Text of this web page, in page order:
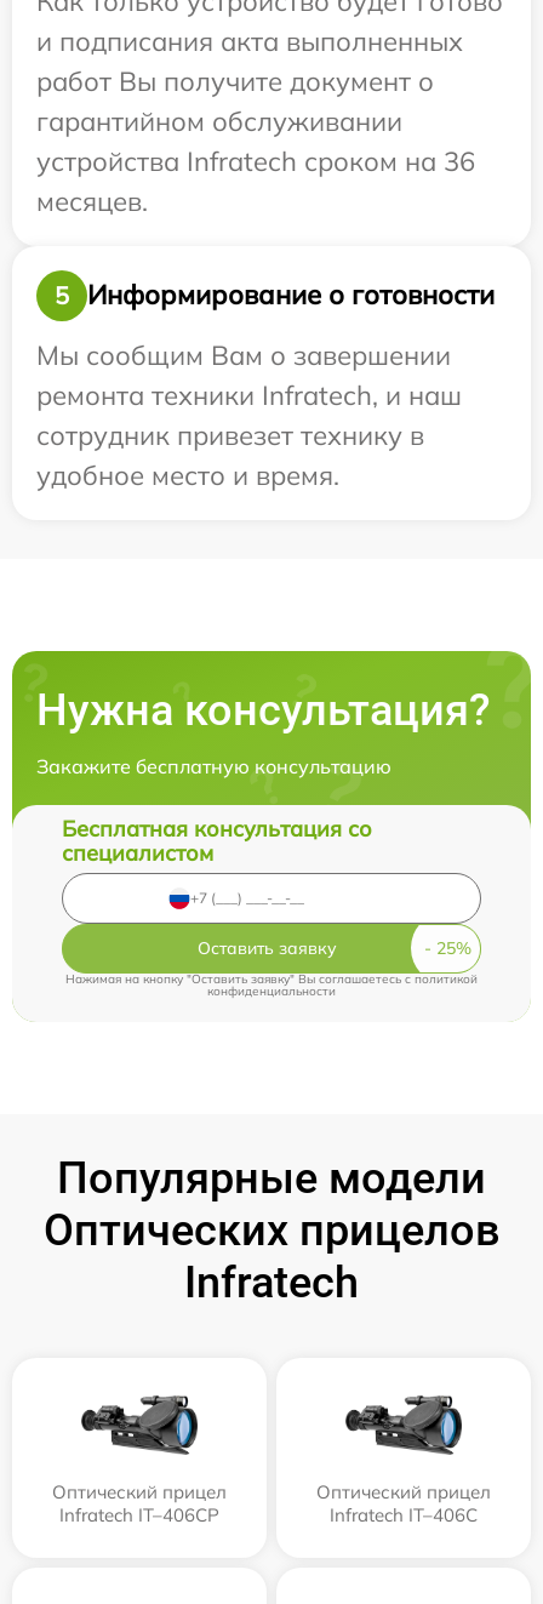
и подписания акта выполненных
работ Вы получите документ о
гарантийном обслуживании
устройства Infratech сроком на 36
месяцев.
5
Информирование о готовности
Мы сообщим Вам о завершении
ремонта техники Infratech, и наш
сотрудник привезет технику в
удобное место и время.
Нужна консультация?
Закажите бесплатную консультацию
Бесплатная консультация со
специалистом
Оставить заявку
Нажимая на кнопку "Оставить заявку" Вы соглашаетесь cполитикой
конфиденциальности
Популярные модели
Оптических прицелов
Infratech
Оптический прицел
Infratech IT–406СP
Оптический прицел
Infratech IT–406С